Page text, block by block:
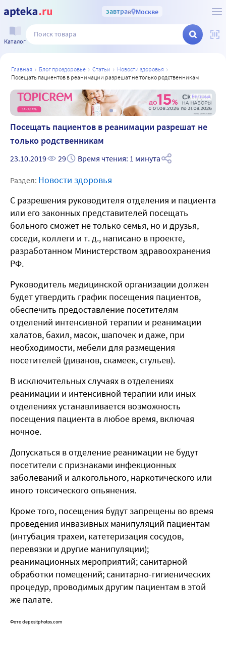
завтрав Москве
Каталог
главная блог проздоровье статьи
новости здоровья
посещать пациентов в реанимации разрешат не только родственникам
Реклама
Посещать пациентов в реанимации разрешат не
только родственникам
23.10.2019 29 Время чтения: 1 минута
Раздел: Новости здоровья
С разрешения руководителя отделения и пациента
или его законных представителей посещать
больного сможет не только семья, но и друзья,
соседи, коллеги и т. д., написано в проекте,
разработанном Министерством здравоохранения
РФ.
Руководитель медицинской организации должен
будет утвердить график посещения пациентов,
обеспечить предоставление посетителям
отделений интенсивной терапии и реанимации
халатов, бахил, масок, шапочек и даже, при
необходимости, мебели для размещения
посетителей (диванов, скамеек, стульев).
В исключительных случаях в отделениях
реанимации и интенсивной терапии или иных
отделениях устанавливается возможность
посещения пациента в любое время, включая
ночное.
Допускаться в отделение реанимации не будут
посетители с признаками инфекционных
заболеваний и алкогольного, наркотического или
иного токсического опьянения.
Кроме того, посещения будут запрещены во время
проведения инвазивных манипуляций пациентам
(интубация трахеи, катетеризация сосудов,
перевязки и другие манипуляции);
реанимационных мероприятий; санитарной
обработки помещений; санитарно-гигиенических
процедур, проводимых другим пациентам в этой
же палате.
Фото depositphotos.com